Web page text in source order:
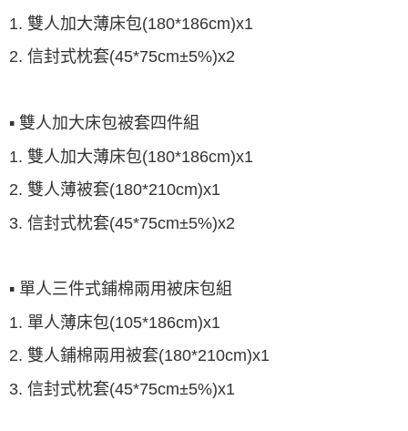
1. 雙人加大薄床包(180*186cm)x1
2. 信封式枕套(45*75cm±5%)x2
▪ 雙人加大床包被套四件組
1. 雙人加大薄床包(180*186cm)x1
2. 雙人薄被套(180*210cm)x1
3. 信封式枕套(45*75cm±5%)x2
▪ 單人三件式鋪棉兩用被床包組
1. 單人薄床包(105*186cm)x1
2. 雙人鋪棉兩用被套(180*210cm)x1
3. 信封式枕套(45*75cm±5%)x1